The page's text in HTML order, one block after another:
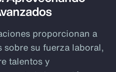
proporcionan a
su fuerza laboral,
talentos y